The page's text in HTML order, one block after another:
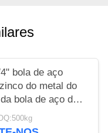
bola de aço
do metal do
bola de aço da
do carbono